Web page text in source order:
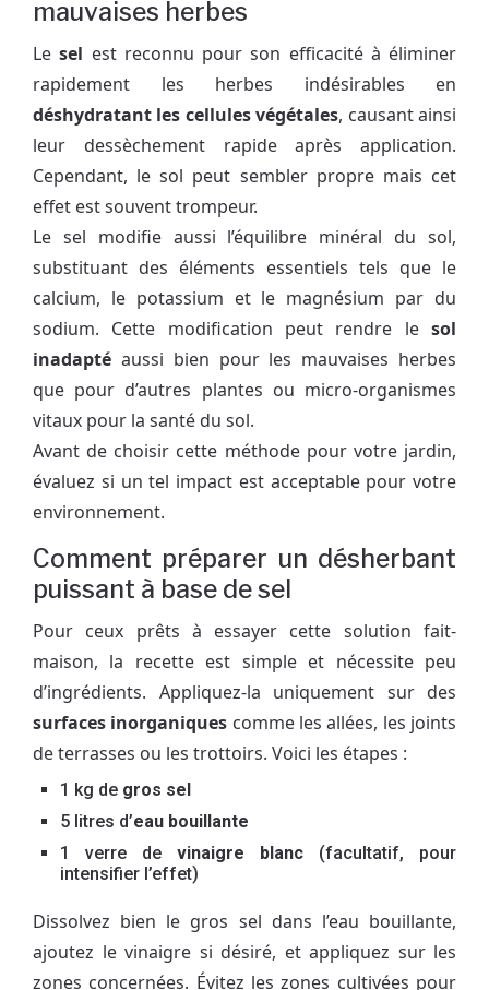
mauvaises herbes
Lesel est reconnu pour son efficacité à éliminer
rapidement les herbes indésirables en
déshydratant les cellules végétales, causant ainsi
leur dessèchement rapide après application.
Cependant, le sol peut sembler propre mais cet
effet est souvent trompeur.
Le sel modifie aussi l’équilibre minéral du sol,
substituant des éléments essentiels tels que le
calcium, le potassium et le magnésium par du
sodium. Cette modification peut rendre le sol
inadapté aussi bien pour les mauvaises herbes
que pour d’autres plantes ou micro-organismes
vitaux pour la santé du sol.
Avant de choisir cette méthode pour votre jardin,
évaluez si un tel impact est acceptable pour votre
environnement.
Comment préparer un désherbant
puissant à base de sel
Pour ceux prêts à essayer cette solution fait-
maison, la recette est simple et nécessite peu
d’ingrédients. Appliquez-la uniquement sur des
surfaces inorganiques comme les allées, les joints
de terrasses ou les trottoirs. Voici les étapes :
1 kg de gros sel
5 litres d’eau bouillante
1 verre de vinaigre blanc (facultatif, pour
intensifier l’effet)
Dissolvez bien le gros sel dans l’eau bouillante,
ajoutez le vinaigre si désiré, et appliquez sur les
zones concernées. Évitez les zones cultivées pour